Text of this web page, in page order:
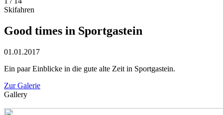
Skifahren
Good times in Sportgastein
01.01.2017
Ein paar Einblicke in die gute alte Zeit in Sportgastein.
Zur Galerie
Gallery